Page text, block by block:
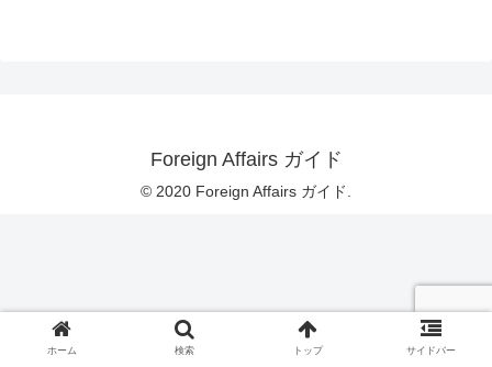
Foreign Affairs ガイド
© 2020 Foreign Affairs ガイド.
ホーム 検索 トップ サイドバー